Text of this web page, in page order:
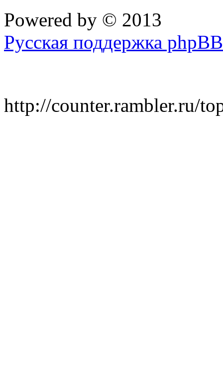
Powered by © 2013
Русская поддержка phpBB
http://counter.rambler.ru/